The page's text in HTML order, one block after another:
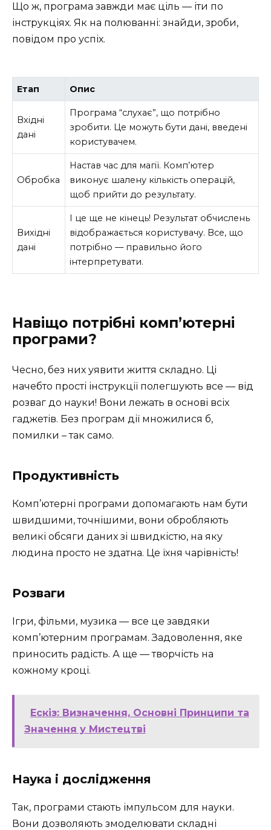
Що ж, програма завжди має ціль — іти по
інструкціях. Як на полюванні: знайди, зроби,
повідом про успіх.
Етап Опис
Вхідні
дані
Програма “слухає”, що потрібно
зробити. Це можуть бути дані, введені
користувачем.
Обробка
Настав час для магії. Комп’ютер
виконує шалену кількість операцій,
щоб прийти до результату.
Вихідні
дані
І це ще не кінець! Результат обчислень
відображається користувачу. Все, що
потрібно — правильно його
інтерпретувати.
Навіщо потрібні комп’ютерні
програми?
Чесно, без них уявити життя складно. Ці
начебто прості інструкції полегшують все — від
розваг до науки! Вони лежать в основі всіх
гаджетів. Без програм дії множилися б,
помилки – так само.
Продуктивність
Комп’ютерні програми допомагають нам бути
швидшими, точнішими, вони обробляють
великі обсяги даних зі швидкістю, на яку
людина просто не здатна. Це їхня чарівність!
Розваги
Ігри, фільми, музика — все це завдяки
комп’ютерним програмам. Задоволення, яке
приносить радість. А ще — творчість на
кожному кроці.
Ескіз: Визначення, Основні Принципи та
Значення у Мистецтві
Наука і дослідження
Так, програми стають імпульсом для науки.
Вони дозволяють змоделювати складні